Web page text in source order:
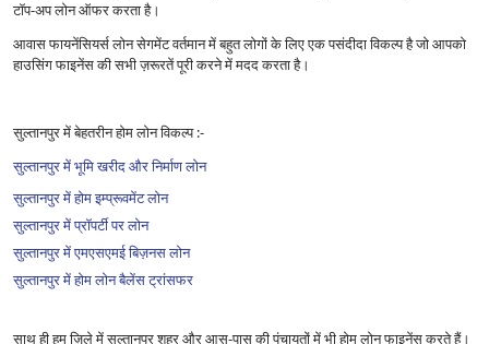
टॉप-अप लोन ऑफर करता है।
आवास फायनेंसियर्स लोन सेगमेंट वर्तमान में बहुत लोगों के लिए एक पसंदीदा विकल्प है जो आपको
हाउसिंग फाइनेंस की सभी ज़रूरतें पूरी करने में मदद करता है।
सुल्तानपुर में बेहतरीन होम लोन विकल्प :-
सुल्तानपुर में भूमि खरीद और निर्माण लोन
सुल्तानपुर में होम इम्प्रूवमेंट लोन
सुल्तानपुर में प्रॉपर्टी पर लोन
सुल्तानपुर में एमएसएमई बिज़नस लोन
सुल्तानपुर में होम लोन बैलेंस ट्रांसफर
साथ ही हम ज़िले में सुल्तानपुर शहर और आस-पास की पंचायतों में भी होम लोन फाइनेंस करते हैं।